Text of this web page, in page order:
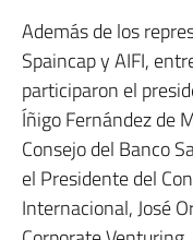
Además de los
Spaincap y AIFI,
participaron el
Íñigo Fernández de
Consejo del Banco
el Presidente del
Internacional, José